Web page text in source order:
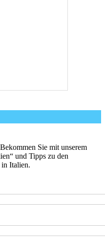
Sie mit unserem
und Tipps zu den
in Italien.